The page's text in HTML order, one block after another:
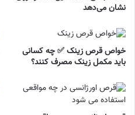
نشان می‌دهد
خواص قرص زینک ✅ چه کسانی
باید مکمل زینک مصرف کنند؟